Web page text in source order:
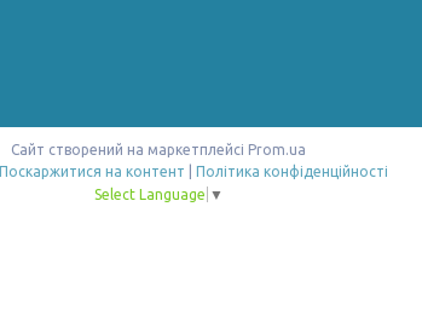
Сайт створений на маркетплейсі Prom.ua
Поскаржитися на контент
Політика конфіденційності
Select Language ▼